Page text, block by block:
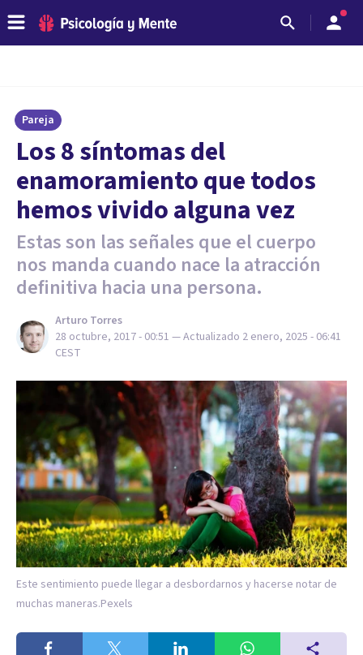
Pareja
Los 8 síntomas del
enamoramiento que todos
hemos vivido alguna vez
Estas son las señales que el cuerpo
nos manda cuando nace la atracción
definitiva hacia una persona.
Arturo Torres
28 octubre, 2017 - 00:51 — Actualizado 2 enero, 2025 - 06:41
CEST
Este sentimiento puede llegar a desbordarnos y hacerse notar de
muchas maneras.Pexels